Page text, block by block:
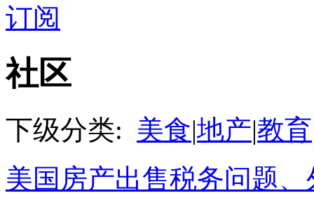
订阅
社区
下级分类: 美食|地产|教育
美国房产出售税务问题